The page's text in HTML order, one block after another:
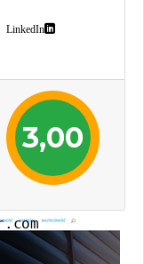
LinkedIn
3,00